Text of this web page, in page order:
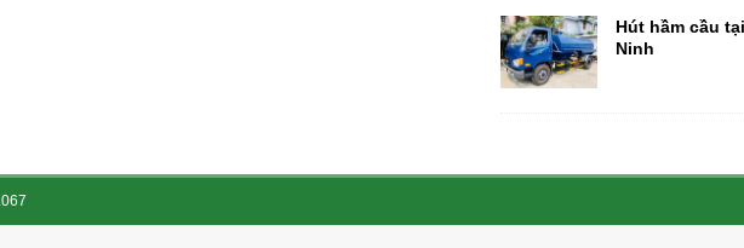
Hút hầm cầu
Ninh